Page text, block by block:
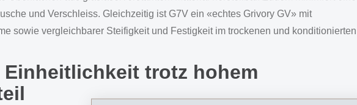
und Verschleiss. Gleichzeitig ist G7V ein «echtes Grivory GV» mit
sowie vergleichbarer Steifigkeit und Festigkeit im trockenen und konditionierten
trotz hohem